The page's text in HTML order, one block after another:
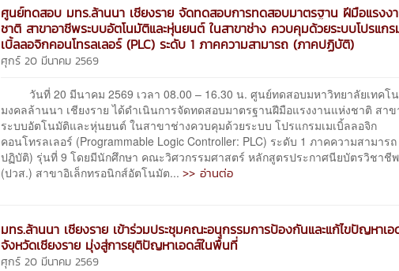
ศูนย์ทดสอบ มทร.ล้านนา เชียงราย จัดทดสอบการทดสอบมาตรฐาน ฝีมือแรงง
ชาติ สาขาอาชีพระบบอัตโนมัติและหุ่นยนต์ ในสาขาช่าง ควบคุมด้วยระบบโปรแกร
เบิ้ลลอจิกคอนโทรลเลอร์ (PLC) ระดับ 1 ภาคความสามารถ (ภาคปฏิบัติ)
ศุกร์ 20 มีนาคม 2569
วันที่ 20 มีนาคม 2569 เวลา 08.00 – 16.30 น. ศูนย์ทดสอบมหาวิทยาลัยเทคโ
มงคลล้านนา เชียงราย ได้ดำเนินการจัดทดสอบมาตรฐานฝีมือแรงงานแห่งชาติ สา
ระบบอัตโนมัติและหุ่นยนต์ ในสาขาช่างควบคุมด้วยระบบ โปรแกรมเมเบิ้ลลอจิก
คอนโทรลเลอร์ (Programmable Logic Controller: PLC) ระดับ 1 ภาคความสามาร
ปฏิบัติ) รุ่นที่ 9 โดยมีนักศึกษา คณะวิศวกรรมศาสตร์ หลักสูตรประกาศนียบัตรวิชาชี
(ปวส.) สาขาอิเล็กทรอนิกส์อัตโนมัต...>> อ่านต่อ
มทร.ล้านนา เชียงราย เข้าร่วมประชุมคณะอนุกรรมการป้องกันและแก้ไขปัญหาเ
จังหวัดเชียงราย มุ่งสู่การยุติปัญหาเอดส์ในพื้นที่
ศุกร์ 20 มีนาคม 2569